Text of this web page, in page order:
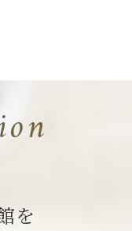
を